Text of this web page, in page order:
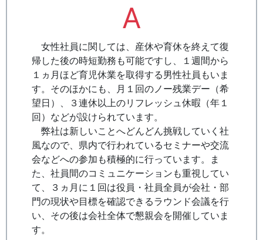
A
女性社員に関しては、産休や育休を終えて復
帰した後の時短勤務も可能ですし、１週間から
１ヵ月ほど育児休業を取得する男性社員もいま
す。そのほかにも、月１回のノー残業デー（希
望日）、３連休以上のリフレッシュ休暇（年１
回）などが設けられています。
弊社は新しいことへどんどん挑戦していく社
風なので、県内で行われているセミナーや交流
会などへの参加も積極的に行っています。ま
た、社員間のコミュニケーションも重視してい
て、３ヵ月に１回は役員・社員全員が会社・部
門の現状や目標を確認できるラウンド会議を行
い、その後は会社全体で懇親会を開催していま
す。